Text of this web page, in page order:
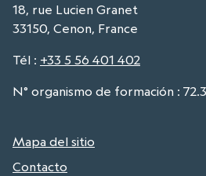
18, rue Lucien Granet
33150, Cenon, France
Tél : +33 5 56 401 402
N° organismo de formación :
Mapa del sitio
Contacto